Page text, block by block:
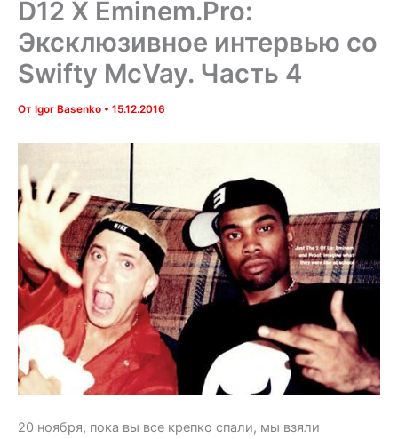
D12 X Eminem.Pro:
Эксклюзивное интервью со
Swifty McVay. Часть 4
От Igor Basenko • 15.12.2016
20 ноября, пока вы все крепко спали, мы взяли